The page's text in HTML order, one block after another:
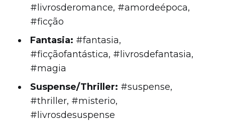
#livrosderomance, #amordeépoca,
#ficção
Fantasia: #fantasia,
#ficçãofantástica, #livrosdefantasia,
#magia
Suspense/Thriller: #suspense,
#thriller, #misterio,
#livrosdesuspense